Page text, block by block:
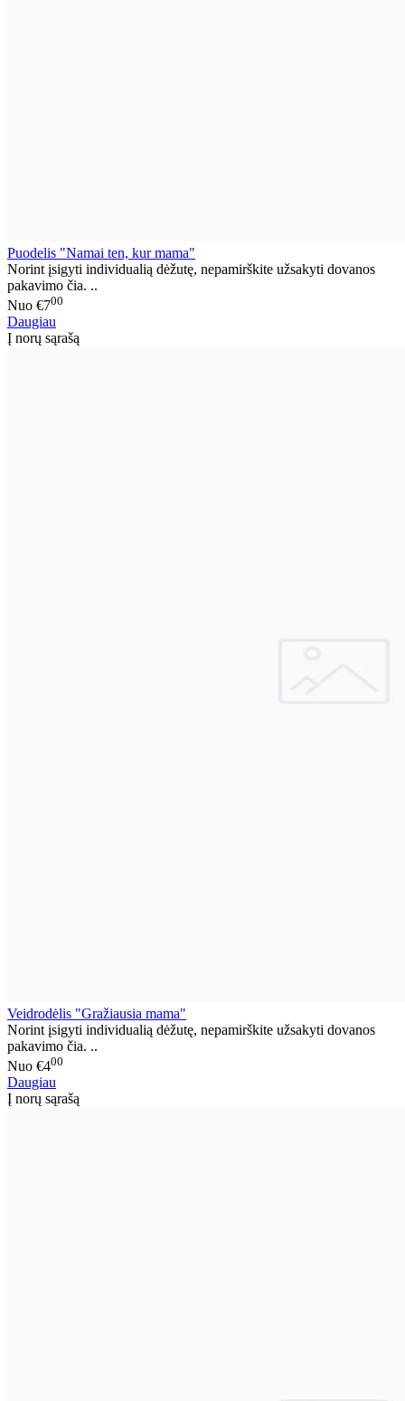
Puodelis "Namai ten, kur mama"
Norint įsigyti individualią dėžutę, nepamirškite užsakyti dovanos
pakavimo čia. ..
Nuo €700
Daugiau
Į norų sąrašą
Veidrodėlis "Gražiausia mama"
Norint įsigyti individualią dėžutę, nepamirškite užsakyti dovanos
pakavimo čia. ..
Nuo €400
Daugiau
Į norų sąrašą